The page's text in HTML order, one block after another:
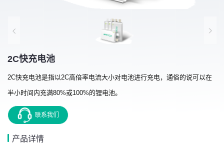
2C快充电池
2C快充电池是指以2C高倍率电流大小对电池进行充电，通俗的说可以在
半小时间内充满80%或100%的锂电池。
联系我们
产品详情